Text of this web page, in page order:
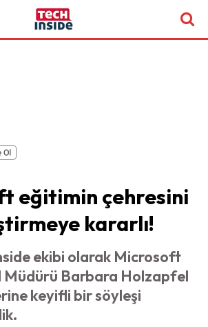
eğitimin çehresini
kararlı!
ekibi olarak Microsoft
Müdürü Barbara Holzapfel
keyifli bir söyleşi